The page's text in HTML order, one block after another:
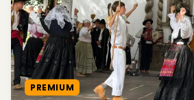
PREMIUM